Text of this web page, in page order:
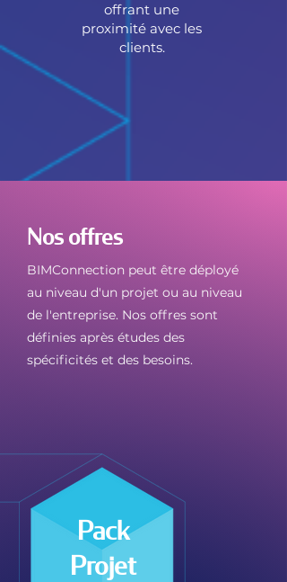
offrant une
proximité avec les
clients.
Nos offres
BIMConnection peut être déployé
au niveau d'un projet ou au niveau
de l'entreprise. Nos offres sont
définies après études des
spécificités et des besoins.
Pack
Projet